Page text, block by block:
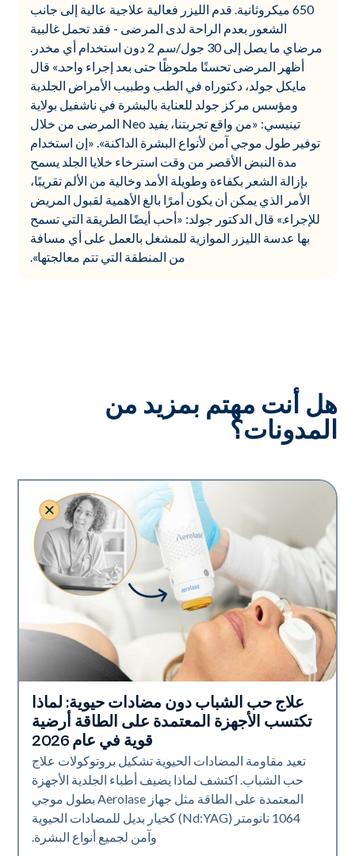
650 ميكروثانية. قدم الليزر فعالية علاجية عالية إلى جانب
الشعور بعدم الراحة لدى المرضى - فقد تحمل غالبية
مرضاي ما يصل إلى 30 جول/سم 2 دون استخدام أي مخدر.
أظهر المرضى تحسنًا ملحوظًا حتى بعد إجراء واحد.» قال
مايكل جولد، دكتوراه في الطب وطبيب الأمراض الجلدية
ومؤسس مركز جولد للعناية بالبشرة في ناشفيل بولاية
تينيسي: «من واقع تجربتنا، يفيد Neo المرضى من خلال
توفير طول موجي آمن لأنواع البشرة الداكنة». «إن استخدام
مدة النبض الأقصر من وقت استرخاء خلايا الجلد يسمح
بإزالة الشعر بكفاءة وطويلة الأمد وخالية من الألم تقريبًا،
الأمر الذي يمكن أن يكون أمرًا بالغ الأهمية لقبول المريض
للإجراء.» قال الدكتور جولد: «أحب أيضًا الطريقة التي تسمح
بها عدسة الليزر الموازية للمشغل بالعمل على أي مسافة
من المنطقة التي تتم معالجتها».
هل أنت مهتم بمزيد من
المدونات؟
صحة الجلد
علاج حب الشباب دون مضادات حيوية: لماذا
تكتسب الأجهزة المعتمدة على الطاقة أرضية
قوية في عام 2026
تعيد مقاومة المضادات الحيوية تشكيل بروتوكولات علاج
حب الشباب. اكتشف لماذا يضيف أطباء الجلدية الأجهزة
المعتمدة على الطاقة مثل جهاز Aerolase بطول موجي
1064 نانومتر (Nd:YAG) كخيار بديل للمضادات الحيوية
وآمن لجميع أنواع البشرة.